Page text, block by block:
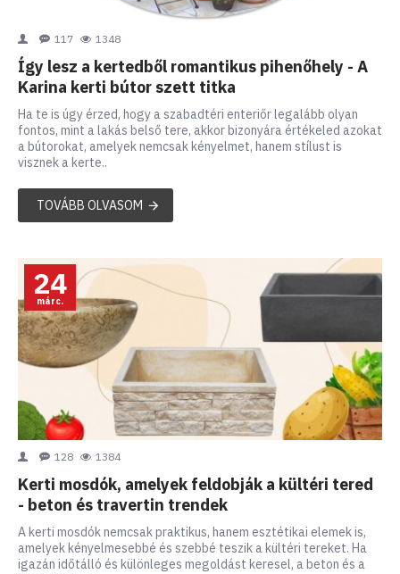
117 1348
Így lesz a kertedből romantikus pihenőhely - A
Karina kerti bútor szett titka
Ha te is úgy érzed, hogy a szabadtéri enteriőr legalább olyan
fontos, mint a lakás belső tere, akkor bizonyára értékeled azokat
a bútorokat, amelyek nemcsak kényelmet, hanem stílust is
visznek a kerte..
TOVÁBB OLVASOM
24
márc.
128 1384
Kerti mosdók, amelyek feldobják a kültéri tered
- beton és travertin trendek
A kerti mosdók nemcsak praktikus, hanem esztétikai elemek is,
amelyek kényelmesebbé és szebbé teszik a kültéri tereket. Ha
igazán időtálló és különleges megoldást keresel, a beton és a